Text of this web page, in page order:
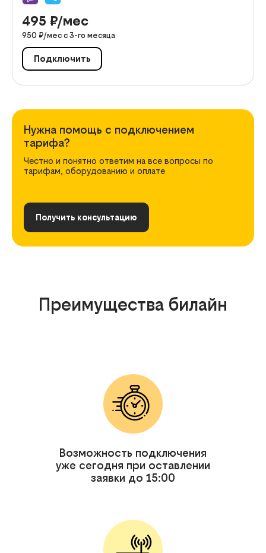
495 ₽/мес
950 ₽/мес с 3-го месяца
Подключить
Нужна помощь с подключением
тарифа?
Честно и понятно ответим на все вопросы по
тарифам, оборудованию и оплате
Получить консультацию
Преимущества билайн
Возможность подключения
уже сегодня при оставлении
заявки до 15:00